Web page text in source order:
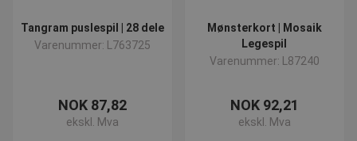
Tangram puslespil | 28 dele
Varenummer: L763725
NOK 87,82
ekskl. Mva
Mønsterkort | Mosaik
Legespil
Varenummer: L87240
NOK 92,21
ekskl. Mva